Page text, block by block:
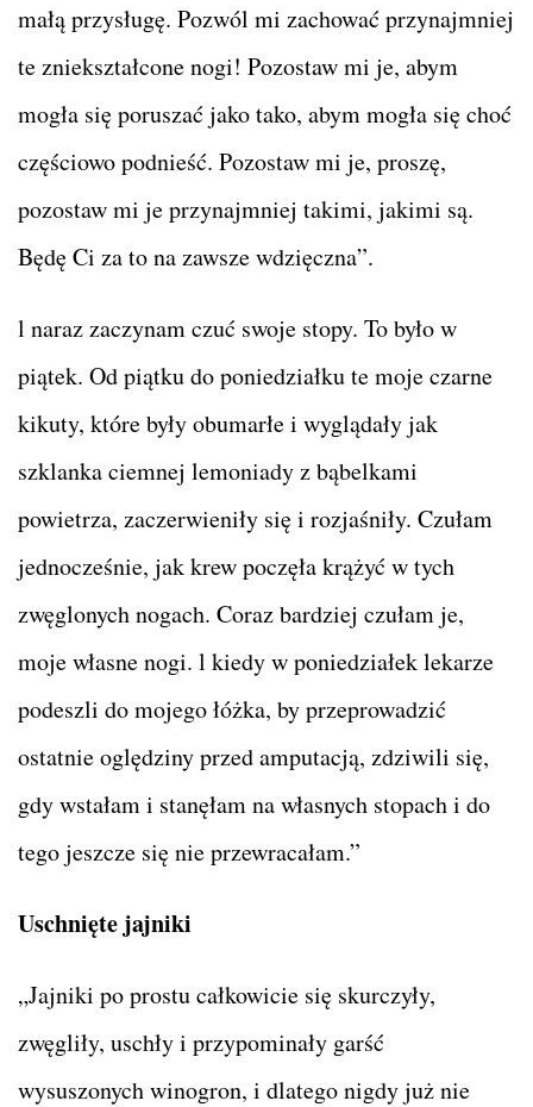
małą przysługę. Pozwól mi zachować przynajmniej
te zniekształcone nogi! Pozostaw mi je, abym
mogła się poruszać jako tako, abym mogła się choć
częściowo podnieść. Pozostaw mi je, proszę,
pozostaw mi je przynajmniej takimi, jakimi są.
Będę Ci za to na zawsze wdzięczna”.
l naraz zaczynam czuć swoje stopy. To było w
piątek. Od piątku do poniedziałku te moje czarne
kikuty, które były obumarłe i wyglądały jak
szklanka ciemnej lemoniady z bąbelkami
powietrza, zaczerwieniły się i rozjaśniły. Czułam
jednocześnie, jak krew poczęła krążyć w tych
zwęglonych nogach. Coraz bardziej czułam je,
moje własne nogi. l kiedy w poniedziałek lekarze
podeszli do mojego łóżka, by przeprowadzić
ostatnie oględziny przed amputacją, zdziwili się,
gdy wstałam i stanęłam na własnych stopach i do
tego jeszcze się nie przewracałam.”
Uschnięte jajniki
„Jajniki po prostu całkowicie się skurczyły,
zwęgliły, uschły i przypominały garść
wysuszonych winogron, i dlatego nigdy już nie